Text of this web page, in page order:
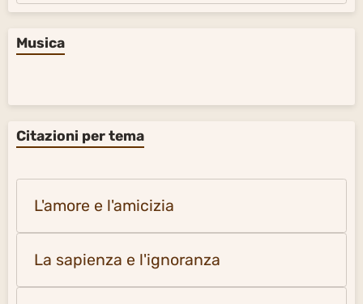
Musica
Citazioni per tema
L'amore e l'amicizia
La sapienza e l'ignoranza